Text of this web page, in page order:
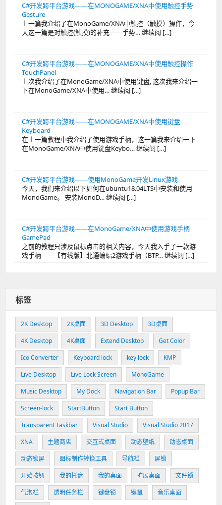
C#开发跨平台游戏——在MONOGAME/XNA中使用触控手势
Gesture
上一篇我介绍了在MonoGame/XNA中触控（触摸）操作，今
天这一篇是对触控(触摸)的补充——手势… 继续阅 […]
C#开发跨平台游戏——在MONOGAME/XNA中使用触控操作
TouchPanel
上次我介绍了在MonoGame/XNA中使用键盘, 这次我来介绍一
下在MonoGame/XNA中使用… 继续阅 […]
C#开发跨平台游戏——在MONOGAME/XNA中使用键盘
Keyboard
在上一篇教程中我介绍了使用游戏手柄，这一篇我来介绍一下
在MonoGame/XNA中使用键盘Keybo… 继续阅 […]
C#开发跨平台游戏——使用MonoGame开发Linux游戏
今天，我们来介绍以下如何在ubuntu18.04LTS中安装和使用
MonoGame。 安装MonoD… 继续阅 […]
C#开发跨平台游戏——在MonoGame/XNA中使用游戏手柄
GamePad
之前的教程只涉及鼠标点击的相关内容，今天我入手了一款游
戏手柄——【有线版】北通蝙蝠2游戏手柄（BTP… 继续阅 […]
标签
2K Desktop 2K桌面 3D Desktop
3D桌面
4K Desktop
4K桌面 Extend Desktop
Get Color
Ico Converter
Keyboard lock key lock
KMP
Live Desktop
Live Lock Screen
MonoGame
Music Desktop
My Dock Navigation Bar
Popup Bar
Screen-lock
StartButton
Start Button
Transparent Taskbar
Visual Studio
Visual Studio 2017
XNA
主题商店 交互式桌面 动态壁纸
动态桌面
动态锁屏
图标制作转换工具 导航栏
屏锁
开始按钮
我的托盘 我的桌面 扩展桌面
文件锁
气泡栏
透明任务栏 键盘锁 键鼠
音乐桌面